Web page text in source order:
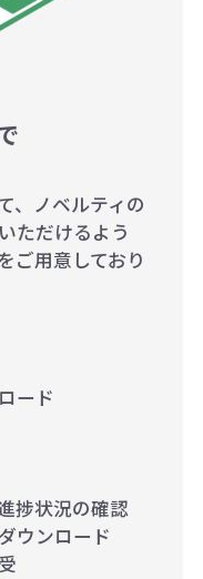
35円（1個
1個当た
、ノベルティの
ただけるよう
ご用意しており
ード
捗状況の確認
ウンロード